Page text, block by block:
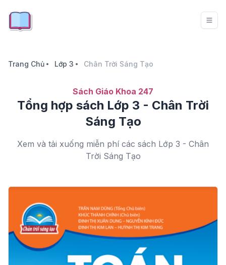
Trang Chủ Lớp 3 Chân Trời Sáng Tạo
Sách Giáo Khoa 247
Tổng hợp sách Lớp 3 - Chân Trời
Sáng Tạo
Xem và tải xuống miễn phí các sách Lớp 3 - Chân
Trời Sáng Tạo